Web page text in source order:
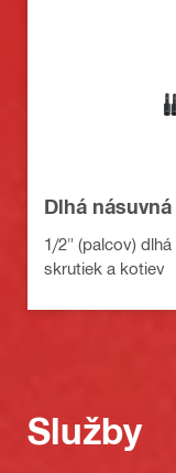
Dlhá
1/2" (palcov)
skrutiek a kotiev
Služby